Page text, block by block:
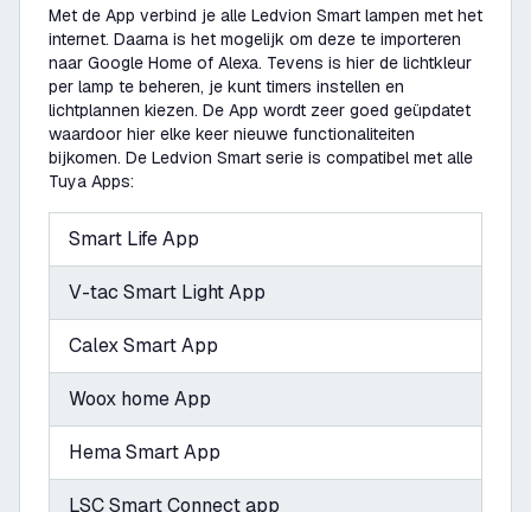
Met de App verbind je alle Ledvion Smart lampen met het
internet. Daarna is het mogelijk om deze te importeren
naar Google Home of Alexa. Tevens is hier de lichtkleur
per lamp te beheren, je kunt timers instellen en
lichtplannen kiezen. De App wordt zeer goed geüpdatet
waardoor hier elke keer nieuwe functionaliteiten
bijkomen. De Ledvion Smart serie is compatibel met alle
Tuya Apps:
Smart Life App
V-tac Smart Light App
Calex Smart App
Woox home App
Hema Smart App
LSC Smart Connect app